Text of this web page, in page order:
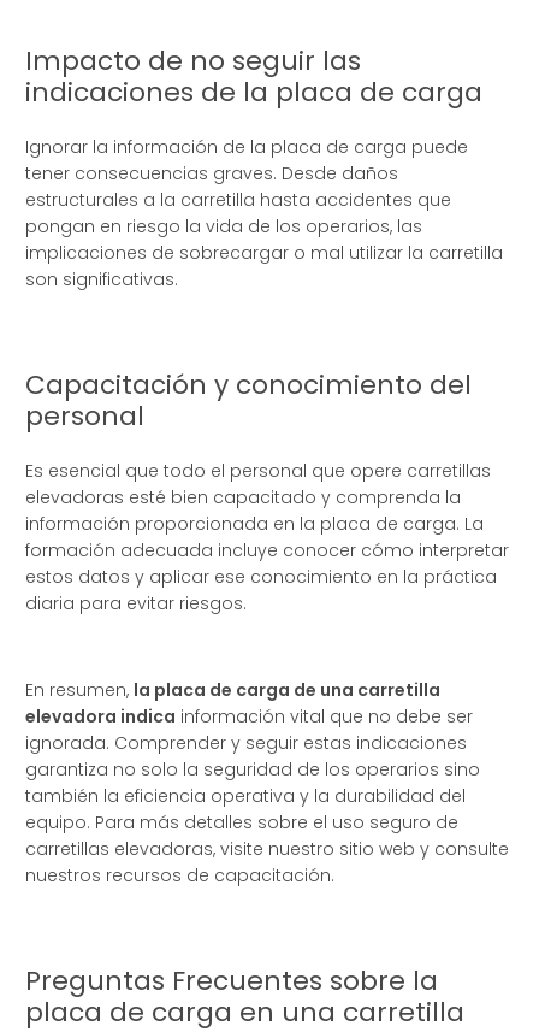
Impacto de no seguir las
indicaciones de la placa de carga
Ignorar la información de la placa de carga puede
tener consecuencias graves. Desde daños
estructurales a la carretilla hasta accidentes que
pongan en riesgo la vida de los operarios, las
implicaciones de sobrecargar o mal utilizar la carretilla
son significativas.
Capacitación y conocimiento del
personal
Es esencial que todo el personal que opere carretillas
elevadoras esté bien capacitado y comprenda la
información proporcionada en la placa de carga. La
formación adecuada incluye conocer cómo interpretar
estos datos y aplicar ese conocimiento en la práctica
diaria para evitar riesgos.
En resumen, la placa de carga de una carretilla
elevadora indica información vital que no debe ser
ignorada. Comprender y seguir estas indicaciones
garantiza no solo la seguridad de los operarios sino
también la eficiencia operativa y la durabilidad del
equipo. Para más detalles sobre el uso seguro de
carretillas elevadoras, visite nuestro sitio web y consulte
nuestros recursos de capacitación.
Preguntas Frecuentes sobre la
placa de carga en una carretilla